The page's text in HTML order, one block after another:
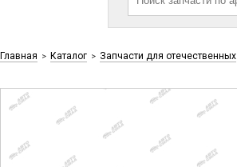
Главная > Каталог > Запчасти для отечественных